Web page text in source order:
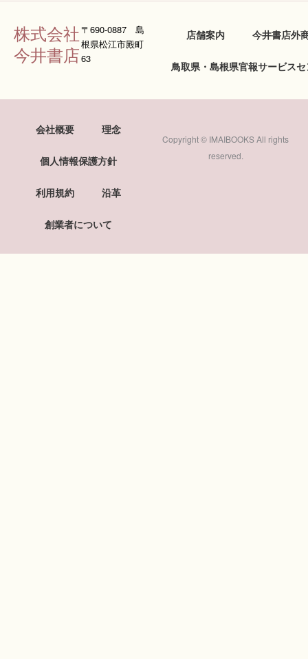
株式会社
今井書店
〒690-0887 島
根県松江市殿町
63
店舗案内 今井書店外
鳥取県・島根県官報サービス
Copyright © IMAIBOOKS All rights
reserved.
会社概要 理念
個人情報保護方針
利用規約 沿革
創業者について